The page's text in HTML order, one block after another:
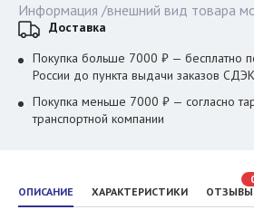
ОПИСАНИЕ ХАРАКТЕРИСТИКИ ОТЗЫВЫ
Информация /внешний вид товара
Доставка
Покупка больше 7000 ₽ — бесплатно
России до пункта выдачи заказов
Покупка меньше 7000 ₽ — согласно
транспортной компании